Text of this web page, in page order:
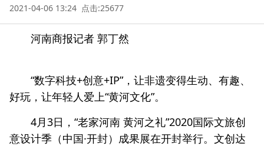
2021-04-06 13:24 点击:25677
河南商报记者 郭丁然
“数字科技+创意+IP”，让非遗变得生动、有趣、
好玩，让年轻人爱上“黄河文化”。
4月3日，“老家河南 黄河之礼”2020国际文旅创
意设计季（中国·开封）成果展在开封举行。文创达